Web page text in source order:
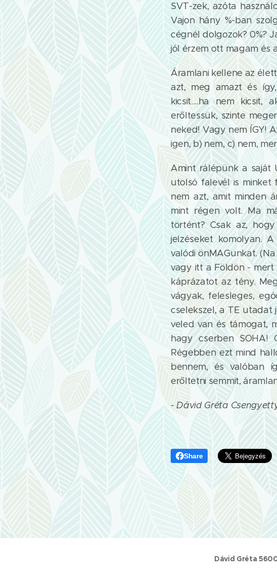
SVT-zek, azóta
Vajon hány %-ban
cégnél dolgozok? 0%?
jól érzem ott magam és
Áramlani kellene az
azt, meg amazt és
kicsit....ha nem kicsit,
erőltessük, szinte
neked! Vagy nem ÍGY!
igen, b) nem, c) nem,
Amint rálépünk a saját
utolsó falevél is minket
nem azt, amit minden
mint régen volt. Ma
történt? Csak az,
jelzéseket komolyan.
valódi önMAGunkat.
vagy itt a Földön - mert
káprázatot az tény.
vágyak, felesleges,
cselekszel, a TE utadat
veled van és támogat,
hagy cserben
Régebben ezt mind
bennem, és valóban
erőltetni semmit,
-Dávid Gréta
Share
Dávid Gréta